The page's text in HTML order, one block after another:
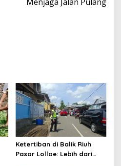
Ketertiban di Balik Riuh
Pasar Lolloe: Lebih dari